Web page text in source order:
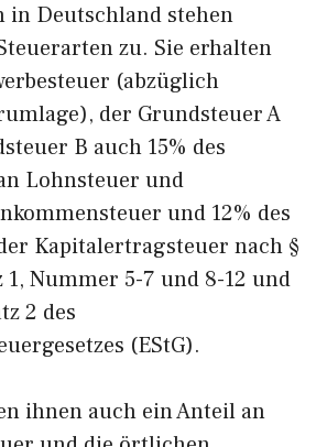
in Deutschland stehen
zu. Sie erhalten
(abzüglich
der Grundsteuer A
B auch 15% des
Lohnsteuer und
und 12% des
Kapitalertragsteuer nach §
1, Nummer 5-7 und 8-12 und
2 des
(EStG).
ihnen auch ein Anteil an